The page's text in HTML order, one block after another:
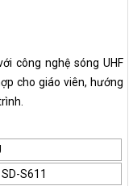
công nghệ sóng UHF
cho giáo viên, hướng
S611